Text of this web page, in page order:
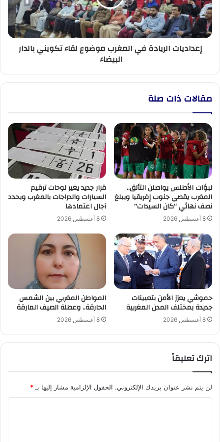
لقاء
تكويني
بالدار
البيضاء
إعداديات الريادة في المغرب موضوع لقاء تكويني بالدار
البيضاء
مقالات ذات صلة
لبؤات الأطلس يواصلن التألق..
المغرب يقصي جنوب إفريقيا ويبلغ
نصف نهائي “كان السيدات”
8 أغسطس 2026
قرار جديد يغير لوحات ترقيم
السيارات والدراجات بالمغرب ويحدد
آجال اعتمادها
8 أغسطس 2026
حموشي يعزز الأمن بتعيينات
جديدة بمختلف المدن المغربية
8 أغسطس 2026
المواطن المغربي بين الشمس
الحارقة.. وعطلة الصيف المارقة
8 أغسطس 2026
اترك تعليقاً
لن يتم نشر عنوان بريدك الإلكتروني. الحقول الإلزامية مشار إليها بـ *